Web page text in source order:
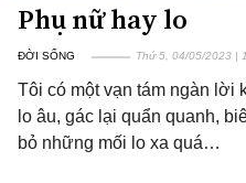
Phụ nữ hay lo
ĐỜI SỐNG Thứ 5, 04/05/2023 |
Tôi có một vạn tám ngàn lời
lo âu, gác lại quẩn quanh,
bỏ những mối lo xa quá…